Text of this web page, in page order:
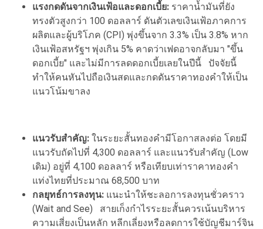
แรงกดดันจากเงินเฟ้อและดอกเบี้ย: ราคาน้ำมันที่ยัง
ทรงตัวสูงกว่า 100 ดอลลาร์ ดันตัวเลขเงินเฟ้อภาคการ
ผลิตและผู้บริโภค (CPI) พุ่งขึ้นจาก 3.3% เป็น 3.8% หาก
เงินเฟ้อสหรัฐฯ พุ่งเกิน 5% คาดว่าเฟดอาจกลับมา "ขึ้น
ดอกเบี้ย" และไม่มีการลดดอกเบี้ยเลยในปีนี้ ปัจจัยนี้
ทำให้คนหันไปถือเงินสดและกดดันราคาทองคำให้เป็น
แนวโน้มขาลง
แนวรับสำคัญ: ในระยะสั้นทองคำมีโอกาสลงต่อ โดยมี
แนวรับถัดไปที่ 4,300 ดอลลาร์ และแนวรับสำคัญ (Low
เดิม) อยู่ที่ 4,100 ดอลลาร์ หรือเทียบเท่าราคาทองคำ
แท่งไทยที่ประมาณ 68,500 บาท
กลยุทธ์การลงทุน: แนะนำให้ชะลอการลงทุนชั่วคราว
(Wait and See) สายเก็งกำไรระยะสั้นควรเน้นบริหาร
ความเสี่ยงเป็นหลัก หลีกเลี่ยงหรือลดการใช้บัญชีมาร์จิน